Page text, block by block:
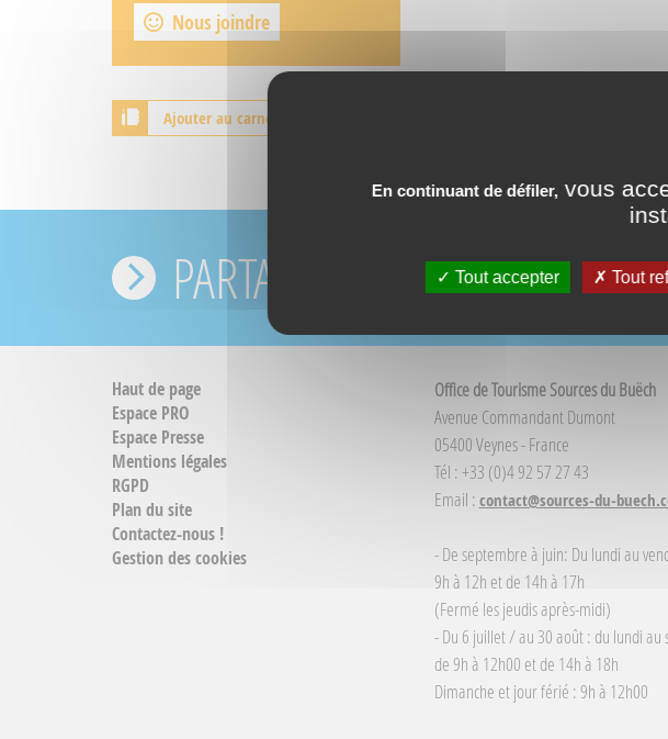
Nous joindre
Ajouter au carnet de voyage
PARTAGEZ VOS
Haut de page
Espace PRO
Espace Presse
Mentions légales
RGPD
Plan du site
Contactez-nous !
Gestion des cookies
Office de Tourisme Sources du Buëch
Avenue Commandant Dumont
05400 Veynes - France
Tél : +33 (0)4 92 57 27 43
Email :contact@sources-du-
- De septembre à juin: Du lundi au
9h à 12h et de 14h à 17h
(Fermé les jeudis après-midi)
- Du 6 juillet / au 30 août : du lundi au
de 9h à 12h00 et de 14h à 18h
Dimanche et jour férié : 9h à 12h00
En continuant de défiler,vous
Tout accepter Tout